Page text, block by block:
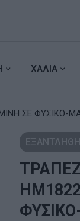
ΧΑΛΙΑ
ΣΕ ΦΥΣΙΚΟ-